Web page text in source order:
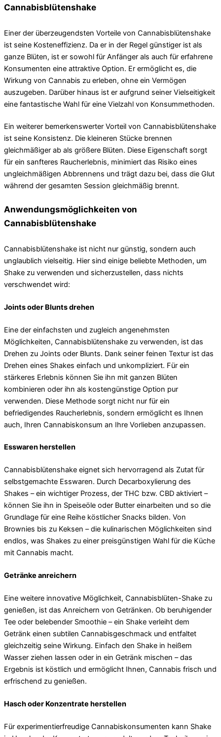
Cannabisblütenshake
Einer der überzeugendsten Vorteile von Cannabisblütenshake
ist seine Kosteneffizienz. Da er in der Regel günstiger ist als
ganze Blüten, ist er sowohl für Anfänger als auch für erfahrene
Konsumenten eine attraktive Option. Er ermöglicht es, die
Wirkung von Cannabis zu erleben, ohne ein Vermögen
auszugeben. Darüber hinaus ist er aufgrund seiner Vielseitigkeit
eine fantastische Wahl für eine Vielzahl von Konsummethoden.
Ein weiterer bemerkenswerter Vorteil von Cannabisblütenshake
ist seine Konsistenz. Die kleineren Stücke brennen
gleichmäßiger ab als größere Blüten. Diese Eigenschaft sorgt
für ein sanfteres Raucherlebnis, minimiert das Risiko eines
ungleichmäßigen Abbrennens und trägt dazu bei, dass die Glut
während der gesamten Session gleichmäßig brennt.
Anwendungsmöglichkeiten von
Cannabisblütenshake
Cannabisblütenshake ist nicht nur günstig, sondern auch
unglaublich vielseitig. Hier sind einige beliebte Methoden, um
Shake zu verwenden und sicherzustellen, dass nichts
verschwendet wird:
Joints oder Blunts drehen
Eine der einfachsten und zugleich angenehmsten
Möglichkeiten, Cannabisblütenshake zu verwenden, ist das
Drehen zu Joints oder Blunts. Dank seiner feinen Textur ist das
Drehen eines Shakes einfach und unkompliziert. Für ein
stärkeres Erlebnis können Sie ihn mit ganzen Blüten
kombinieren oder ihn als kostengünstige Option pur
verwenden. Diese Methode sorgt nicht nur für ein
befriedigendes Raucherlebnis, sondern ermöglicht es Ihnen
auch, Ihren Cannabiskonsum an Ihre Vorlieben anzupassen.
Esswaren herstellen
Cannabisblütenshake eignet sich hervorragend als Zutat für
selbstgemachte Esswaren. Durch Decarboxylierung des
Shakes – ein wichtiger Prozess, der THC bzw. CBD aktiviert –
können Sie ihn in Speiseöle oder Butter einarbeiten und so die
Grundlage für eine Reihe köstlicher Snacks bilden. Von
Brownies bis zu Keksen – die kulinarischen Möglichkeiten sind
endlos, was Shakes zu einer preisgünstigen Wahl für die Küche
mit Cannabis macht.
Getränke anreichern
Eine weitere innovative Möglichkeit, Cannabisblüten-Shake zu
genießen, ist das Anreichern von Getränken. Ob beruhigender
Tee oder belebender Smoothie – ein Shake verleiht dem
Getränk einen subtilen Cannabisgeschmack und entfaltet
gleichzeitig seine Wirkung. Einfach den Shake in heißem
Wasser ziehen lassen oder in ein Getränk mischen – das
Ergebnis ist köstlich und ermöglicht Ihnen, Cannabis frisch und
erfrischend zu genießen.
Hasch oder Konzentrate herstellen
Für experimentierfreudige Cannabiskonsumenten kann Shake